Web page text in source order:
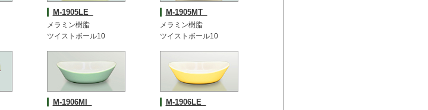
M-1905LE
メラミン樹脂
ツイストボール10
M-1905MT
メラミン樹脂
ツイストボール10
M-1906MI M-1906LE